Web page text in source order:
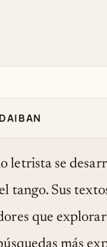
letrista se
tango. Sus
que
más